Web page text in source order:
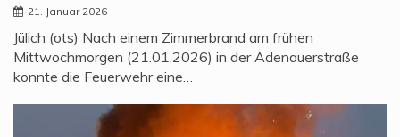
21. Januar 2026
Jülich (ots) Nach einem Zimmerbrand am frühen
Mittwochmorgen (21.01.2026) in der Adenauerstraße
konnte die Feuerwehr eine…